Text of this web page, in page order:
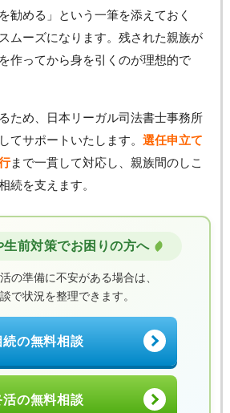
勧める」という一筆を添えておく
ムーズになります。残された親族が
作ってから身を引くのが理想的で
ため、日本リーガル司法書士事務所
てサポートいたします。 選任申立て
まで一貫して対応し、親族間のしこ
続を支えます。
生前対策でお困りの方へ
の準備に不安がある場合は、
で状況を整理できます。
続の無料相談
活の無料相談